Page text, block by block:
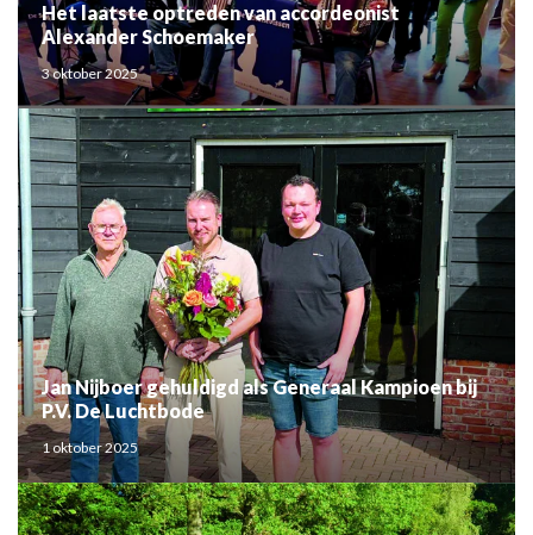
Het laatste optreden van accordeonist
Alexander Schoemaker
3 oktober 2025
Jan Nijboer gehuldigd als Generaal Kampioen bij
P.V. De Luchtbode
1 oktober 2025